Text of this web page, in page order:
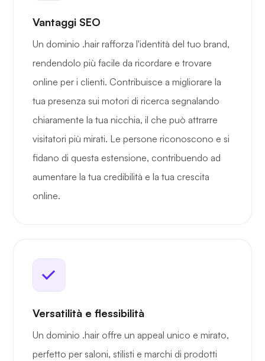
Vantaggi SEO
Un dominio .hair rafforza l'identità del tuo brand,
rendendolo più facile da ricordare e trovare
online per i clienti. Contribuisce a migliorare la
tua presenza sui motori di ricerca segnalando
chiaramente la tua nicchia, il che può attrarre
visitatori più mirati. Le persone riconoscono e si
fidano di questa estensione, contribuendo ad
aumentare la tua credibilità e la tua crescita
online.
Versatilità e flessibilità
Un dominio .hair offre un appeal unico e mirato,
perfetto per saloni, stilisti e marchi di prodotti